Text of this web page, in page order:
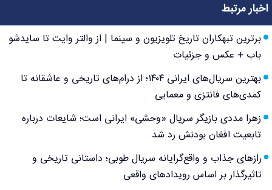
اخبار مرتبط
برترین تبهکاران تاریخ تلویزیون و سینما | از والتر وایت تا سایدشو
باب + عکس و جزئیات
بهترین سریال‌های ایرانی ۱۴۰۴؛ از درام‌های تاریخی و عاشقانه تا
کمدی‌های فانتزی و معمایی
زهرا مددی بازیگر سریال «وحشی» ایرانی است؛ شایعات درباره
تابعیت افغان بودنش رد شد
رازهای جذاب و واقع‌گرایانه سریال طوبی؛ داستانی تاریخی و
تاثیرگذار بر اساس رویدادهای واقعی